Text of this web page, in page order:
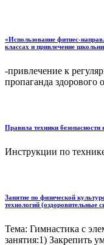
«Использование фитнес-
классах и привлечение
-привлечение к
пропаганда здорового
Правила техники безопасности
Инструкции по
Занятие по физической
технологий (оздоровительные
Тема: Гимнастика с
занятия:1) Закрепить